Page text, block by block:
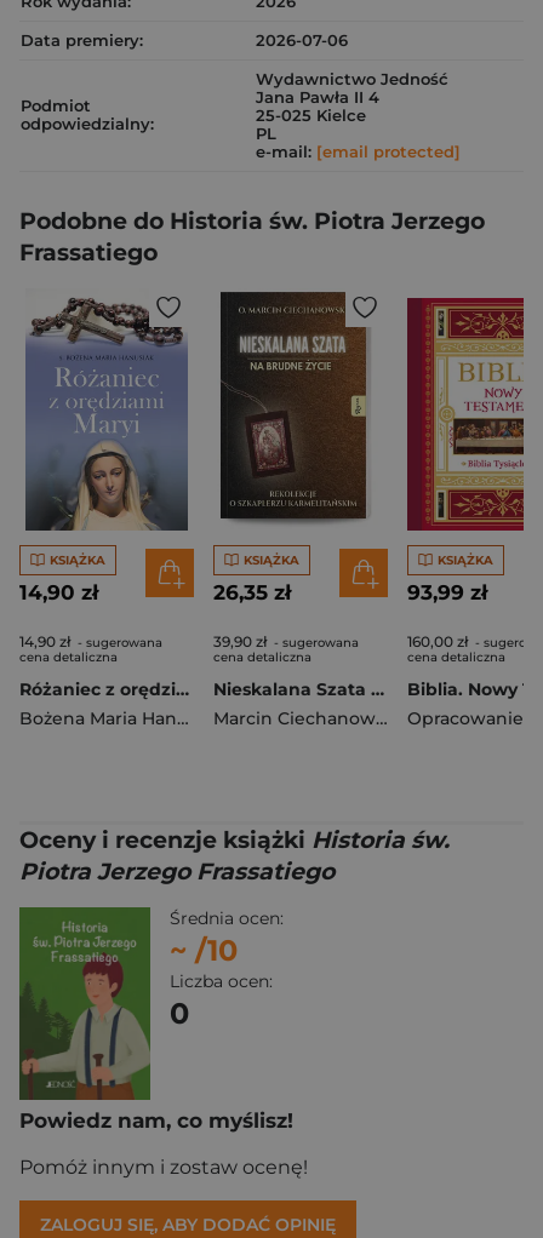
Data premiery:
2026-07-06
Podmiot
odpowiedzialny:
Wydawnictwo Jedność
Jana Pawła II 4
25-025 Kielce
PL
e-mail: [email protected]
Podobne do Historia św. Piotra Jerzego
Frassatiego
KSIĄŻKA
14,90 zł
14,90 zł - sugerowana
cena detaliczna
Różaniec z orędziami Maryi wyd. 2026
Bożena Maria Hanusiak
KSIĄŻKA
26,35 zł
39,90 zł - sugerowana
cena detaliczna
Nieskalana Szata na brudne życie, Rekolekcje o Szkaplerzu Karmelitańskim
Marcin Ciechanowski
KSIĄŻKA
93,99 zł
160,00 zł -
cena detaliczna
Oceny i recenzje książki Historia św.
Piotra Jerzego Frassatiego
Średnia ocen:
~ /10
Liczba ocen:
0
Powiedz nam, co myślisz!
Pomóż innym i zostaw ocenę!
ZALOGUJ SIĘ, ABY DODAĆ OPINIĘ